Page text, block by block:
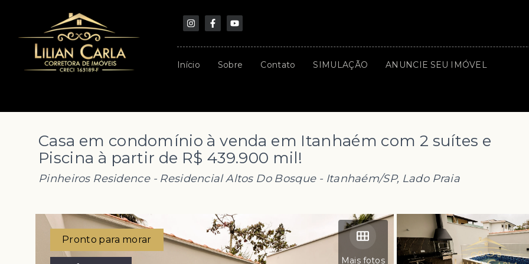
Início Sobre Contato SIMULAÇÃO ANUNCIE SEU IMÓVEL
Casa em condomínio à venda em Itanhaém com 2 suítes e
Piscina à partir de R$ 439.900 mil!
Pinheiros Residence - Residencial Altos Do Bosque - Itanhaém/SP, Lado Praia
Mais fotos
Pronto para morar